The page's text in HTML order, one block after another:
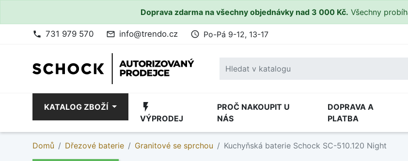
Doprava zdarma na všechny objednávky nad 3 000 Kč. Všechny
phone 731 979 570 mail_outline info@trendo.cz access_time Po-Pá 9-12, 13-17
KATALOG ZBOŽÍ flash_on
VÝPRODEJ
PROČ NAKOUPIT U
NÁS
DOPRAVA A
PLATBA
Domů Dřezové baterie Granitové se sprchou Kuchyňská baterie Schock SC-510.120 Night